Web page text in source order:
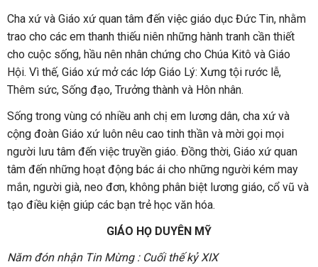
Cha xứ và Giáo xứ quan tâm đến việc giáo dục Đức Tin, nhằm
trao cho các em thanh thiếu niên những hành tranh cần thiết
cho cuộc sống, hầu nên nhân chứng cho Chúa Kitô và Giáo
Hội. Vì thế, Giáo xứ mở các lớp Giáo Lý: Xưng tội rước lễ,
Thêm sức, Sống đạo, Trưởng thành và Hôn nhân.
Sống trong vùng có nhiều anh chị em lương dân, cha xứ và
cộng đoàn Giáo xứ luôn nêu cao tinh thần và mời gọi mọi
người lưu tâm đến việc truyền giáo. Đồng thời, Giáo xứ quan
tâm đến những hoạt động bác ái cho những người kém may
mắn, người già, neo đơn, không phân biệt lương giáo, cổ vũ và
tạo điều kiện giúp các bạn trẻ học văn hóa.
GIÁO HỌ DUYÊN MỸ
Năm đón nhận Tin Mừng : Cuối thế kỷ XIX